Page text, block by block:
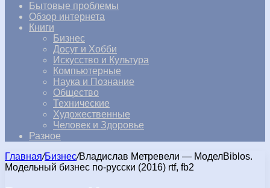
Бытовые проблемы
Обзор интернета
Книги
Бизнес
Досуг и Хобби
Искусство и Культура
Компьютерные
Наука и Познание
Общество
Технические
Художественные
Человек и Здоровье
Разное
Главная/Бизнес/Владислав Метревели — МоделBiblos.
Модельный бизнес по-русски (2016) rtf, fb2